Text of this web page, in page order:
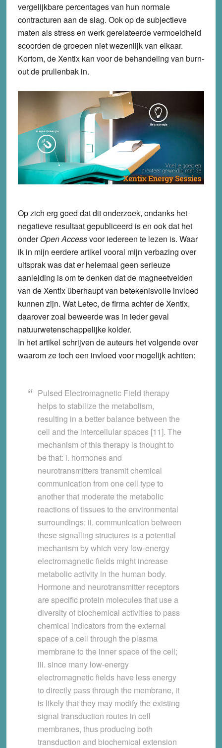
vergelijkbare percentages van hun normale
contracturen aan de slag. Ook op de subjectieve
maten als stress en werk gerelateerde vermoeidheid
scoorden de groepen niet wezenlijk van elkaar.
Kortom, de Xentix kan voor de behandeling van burn-
out de prullenbak in.
Op zich erg goed dat dit onderzoek, ondanks het
negatieve resultaat gepubliceerd is en ook dat het
onderOpen Accessvoor iedereen te lezen is. Waar
ik in mijn eerdere artikel vooral mijn verbazing over
uitsprak was dat er helemaal geen serieuze
aanleiding is om te denken dat de magneetvelden
van de Xentix überhaupt van betekenisvolle invloed
kunnen zijn. Wat Letec, de firma achter de Xentix,
daarover zoal beweerde was in ieder geval
natuurwetenschappelijke kolder.
In het artikel schrijven de auteurs het volgende over
waarom ze toch een invloed voor mogelijk achtten:
Pulsed Electromagnetic Field therapy
helps to stabilize the metabolism,
resulting in a better balance between the
cell and the intercellular spaces [11]. The
mechanism of this therapy is thought to
be that: i. hormones and
neurotransmitters transmit chemical
communication from one cell type to
another that moderate the metabolic
reactions of tissues to the environmental
surroundings; ii. communication between
these signalling structures is a potential
mechanism by which very low-energy
electromagnetic fields might increase
metabolic activity in the human body.
Hormone and neurotransmitter receptors
are specific protein molecules that use a
diversity of biochemical activities to pass
chemical indicators from the external
space of a cell through the plasma
membrane to the inner space of the cell;
iii. since many low-energy
electromagnetic fields have less energy
to directly pass through the membrane, it
is likely that they may modify the existing
signal transduction routes in cell
membranes, thus producing both
transduction and biochemical extension